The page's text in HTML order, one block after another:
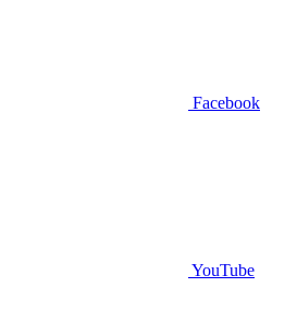
Facebook
YouTube